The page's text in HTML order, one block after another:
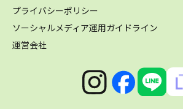
プライバシーポリシー
ソーシャルメディア運用ガイドライン
運営会社